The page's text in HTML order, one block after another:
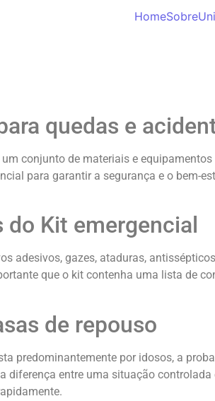
HomeSobre
quedas e
conjunto de materiais e
para garantir a segurança e o bem-
Kit emergencial
adesivos, gazes, ataduras,
que o kit contenha uma lista de
de repouso
predominantemente por idosos, a
diferença entre uma situação